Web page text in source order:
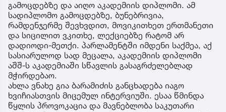
გამოცდებზე და აიღო აკადემიის დიპლომი. ამ
სადიპლომო გამოცდებზე, ბუნებრივია,
რამდენჯერმე შევხვდით, მოვიკითხეთ ერთმანეთი
და სიცილით ვკითხე, ლექციებზე რატომ არ
დადიოდი-მეთქი. პარლამენტში იმდენი საქმეა, აქ
სასიარულოდ სად მეცალა, აკადემიის დიპლომი
აშშ-ს აკადემიაში სწავლის გასაგრძელებლად
მჭირდებაო.
ახლა ვნახე გია ბარამიძის განცხადება იაგო
ხვიჩიასთვის მიცემულ ინტერვიუში. ესაა წმინდა
წყლის პროვოკაცია და მავნებლობა საკუთარი